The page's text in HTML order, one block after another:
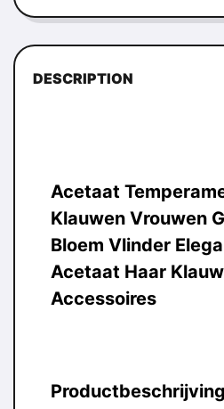
DESCRIPTION
Acetaat
Klauwen Vrouwen
Bloem Vlinder
Acetaat Haar
Accessoires